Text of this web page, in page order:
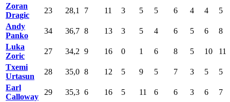
Zoran
Dragic
23 28,1 7 11 3 5 5 6 4 4
5
Andy
Panko
34 36,7 8 13 3 5 4 6 5 6
8
Luka
Zoric
27 34,2 9 16 0 1 6 8 5 10
11
Txemi
Urtasun
28 35,0 8 12 5 9 5 7 3 5
5
Earl
Calloway
29 35,3 6 16 5 11 6 6 3 6
7